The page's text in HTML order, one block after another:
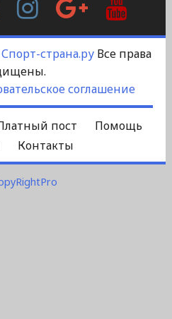
Контакте
Plus
Спорт-страна.руВсе права
соглашение
пост
Помощь
Контакты